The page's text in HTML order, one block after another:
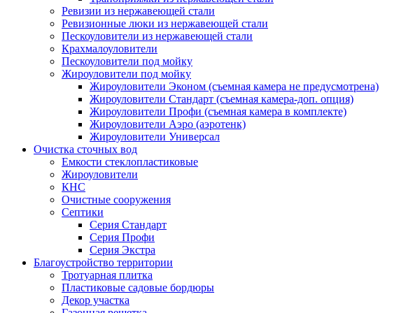
Ревизии из нержавеющей стали
Ревизионные люки из нержавеющей стали
Пескоуловители из нержавеющей стали
Крахмалоуловители
Пескоуловители под мойку
Жироуловители под мойку
Жироуловители Эконом (съемная камера не предусмотрена)
Жироуловители Стандарт (съемная камера-доп. опция)
Жироуловители Профи (съемная камера в комплекте)
Жироуловители Аэро (аэротенк)
Жироуловители Универсал
Очистка сточных вод
Емкости стеклопластиковые
Жироуловители
КНС
Очистные сооружения
Септики
Серия Стандарт
Серия Профи
Серия Экстра
Благоустройство территории
Тротуарная плитка
Пластиковые садовые бордюры
Декор участка